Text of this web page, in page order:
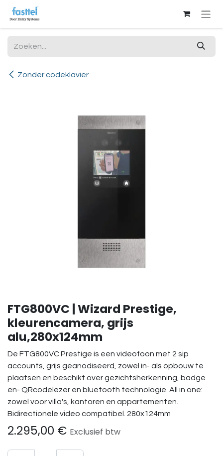
Overslaan naar inhoud
Zonder codeklavier
FTG800VC | Wizard Prestige,
kleurencamera, grijs
alu,280x124mm
De FTG800VC Prestige is een videofoon met 2 sip
accounts, grijs geanodiseerd, zowel in- als opbouw te
plaatsen en beschikt over gezichtsherkenning, badge
en- QRcodelezer en bluetooth technologie. All in one:
zowel voor villa's, kantoren en appartementen.
Bidirectionele video compatibel. 280x124mm
2.295,00 € Exclusief btw